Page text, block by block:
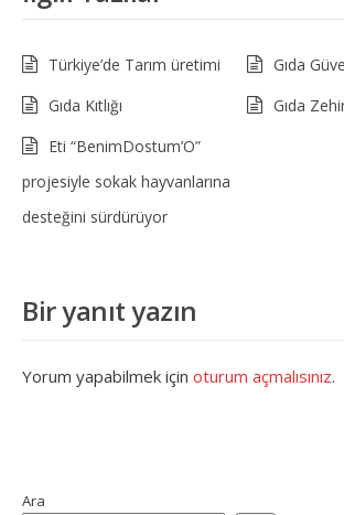
Türkiye’de Tarım üretimi
Gıda
Gıda Kıtlığı
Gıda
Eti “BenimDostum’O”
projesiyle sokak hayvanlarına
desteğini sürdürüyor
Bir yanıt yazın
Yorum yapabilmek için oturum açmalısınız.
Ara